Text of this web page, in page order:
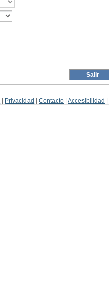
| Privacidad |Contacto |Accesibilidad |